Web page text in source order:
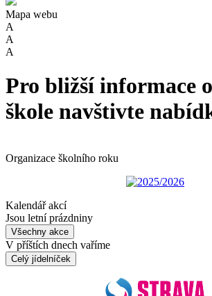
Mapa webu
A
A
A
Pro bližší informace
škole navštivte
Organizace školního roku
2025/2026
Kalendář akcí
Jsou letní prázdniny
Všechny akce
V příštích dnech vaříme
Celý jídelníček